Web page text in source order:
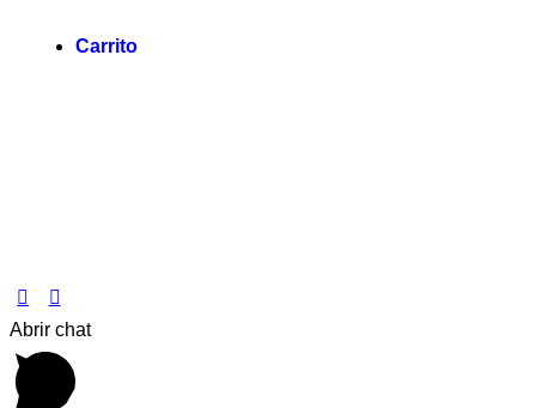
Carrito
Abrir chat